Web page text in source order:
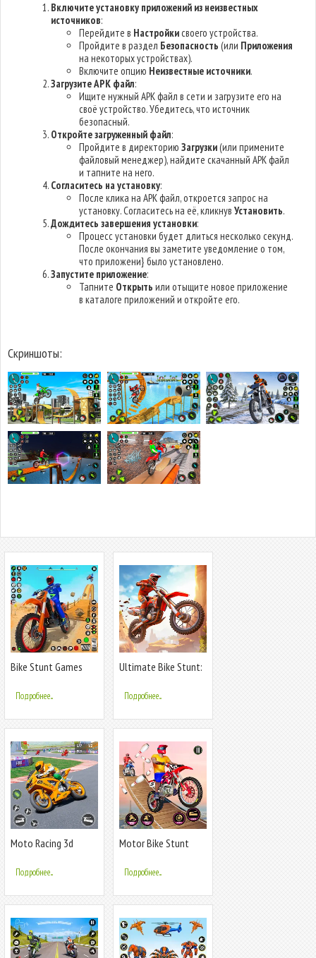
Включите установку приложений из неизвестных
источников:
Перейдите в Настройкисвоего устройства.
Пройдите в раздел Безопасность (или Приложения
на некоторых устройствах).
Включите опцию Неизвестные источники.
Загрузите APK файл:
Ищите нужный APK файл в сети и загрузите его на
своё устройство. Убедитесь, что источник
безопасный.
Откройте загруженный файл:
Пройдите в директориюЗагрузки(или примените
файловый менеджер), найдите скачанный APK файл
и тапните на него.
Согласитесь на установку:
После клика на APK файл, откроется запрос на
установку. Согласитесь на её, кликнувУстановить.
Дождитесь завершения установки:
Процесс установки будет длиться несколько секунд.
После окончания вы заметите уведомление о том,
что приложени} было установлено.
Запустите приложение:
Тапните Открыть или отыщите новое приложение
в каталоге приложений и откройте его.
Скриншоты:
Bike Stunt Games
Подробнее...
Ultimate Bike Stunt:
Подробнее...
Moto Racing 3d
Подробнее...
Motor Bike Stunt
Подробнее...